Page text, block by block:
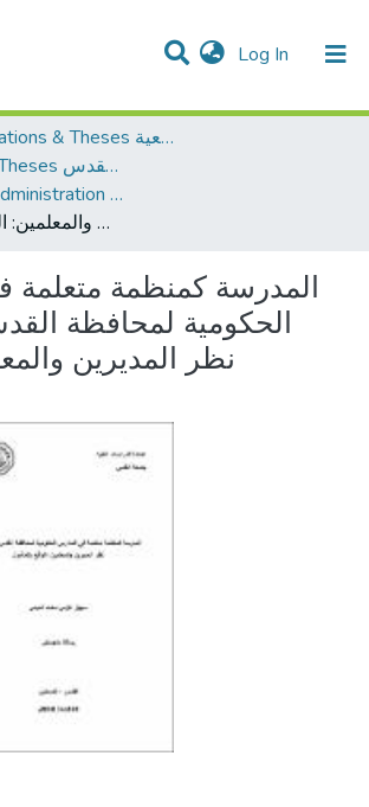
Log In (current)
& Collections
All of DSpace
Dissertations & Theses الرسائل الجامعية
AQU Master Theses الرسائل الجامعية الخاصة بجامعة القدس
Educational Administration الادارة التربوية
المدرسة كمنظمة متعلمة في المدارس الحكومية لمحافظة القدس من وجهة نظر المديرين والمعلمين: الواقع والمأمول
المدرسة كمنظمة متعلمة
الحكومية لمحافظة
نظر المديرين